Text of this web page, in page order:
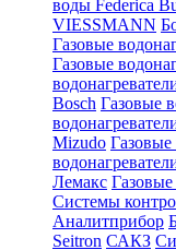
воды Federica
VIESSMANN
Газовые
Газовые
Bosch Газовые
Mizudo Газовые
Лемакс
Системы
Аналитприбор
Seitron САКЗ